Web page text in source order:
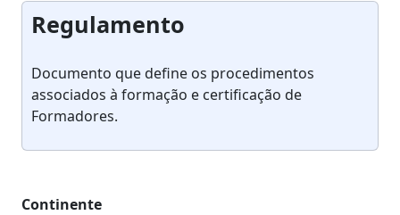
Regulamento
Documento que define os procedimentos
associados à formação e certificação de
Formadores.
Continente